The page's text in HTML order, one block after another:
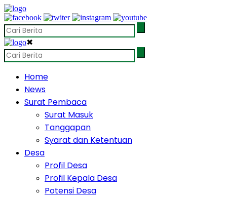
✖
Home
News
Surat Pembaca
Surat Masuk
Tanggapan
Syarat dan Ketentuan
Desa
Profil Desa
Profil Kepala Desa
Potensi Desa